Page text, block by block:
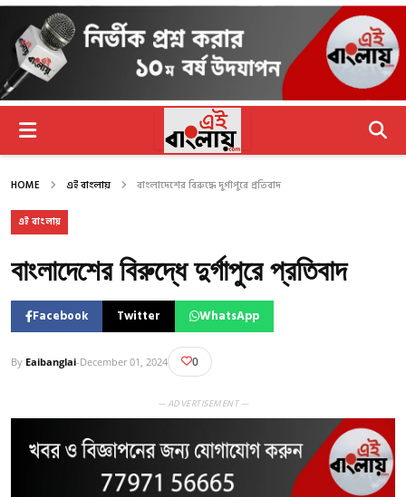
HOME এই বাংলায় বাংলাদেশের বিরুদ্ধে দুর্গাপুরে প্রতিবাদ
এই বাংলায়
বাংলাদেশের বিরুদ্ধে দুর্গাপুরে প্রতিবাদ
Facebook Twitter WhatsApp
By Eaibanglai-December 01, 2024 0
— ADVERTISEMENT —